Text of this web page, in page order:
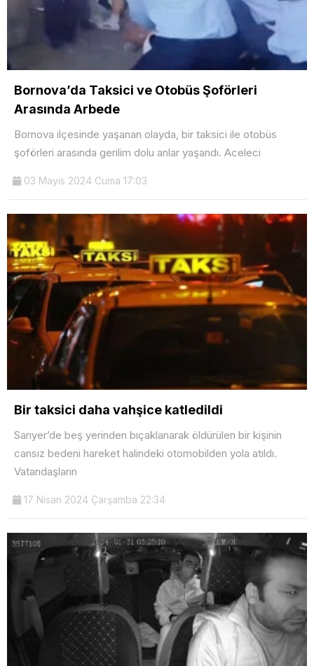
Bornova’da Taksici ve Otobüs Şoförleri
Arasında Arbede
Bornova ilçesinde yaşanan olayda, bir taksici ile otobüs
şoförleri arasında gerilim dolu anlar yaşandı. Aceleci
03 Mayıs 2024 Cuma 17:03
Bir taksici daha vahşice katledildi
Sarıyer’de beş yerinden bıçaklanarak öldürülen bir kişinin
cansız bedeni hareket halindeki otomobilden yola atıldı.
Vatandaşların
17 Nisan 2024 Çarşamba 22:34